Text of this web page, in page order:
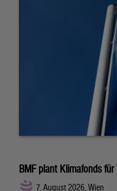
BMF plant Klimafonds
7. August 2026, Wien